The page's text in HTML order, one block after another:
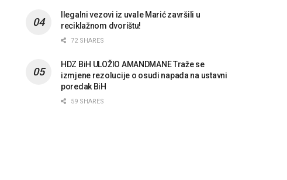
Ilegalni vezovi iz uvale Marić završili u
reciklažnom dvorištu!
72 SHARES
HDZ BiH ULOŽIO AMANDMANE Traže se
izmjene rezolucije o osudi napada na ustavni
poredak BiH
59 SHARES